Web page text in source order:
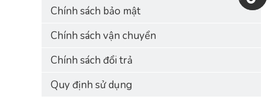
Chính sách bảo mật
Chính sách vận chuyển
Chính sách đổi trả
Quy định sử dụng